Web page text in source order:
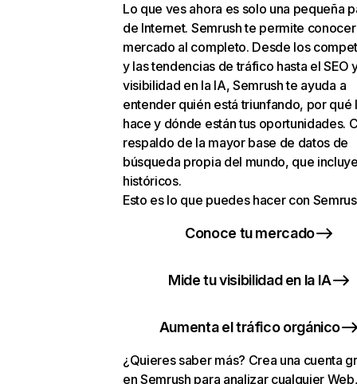
Lo que ves ahora es solo una pequeña
de Internet. Semrush te permite
mercado al completo. Desde los
y las tendencias de tráfico hasta el SEO
visibilidad en la IA, Semrush te ayuda a
entender quién está triunfando, por qué
hace y dónde están tus oportunidades.
respaldo de la mayor base de datos de
búsqueda propia del mundo, que
históricos.
Esto es lo que puedes hacer con
Conoce tu mercado
Mide tu visibilidad en la IA
Aumenta el tráfico orgánico
¿Quieres saber más? Crea una cuenta
en Semrush para analizar cualquier